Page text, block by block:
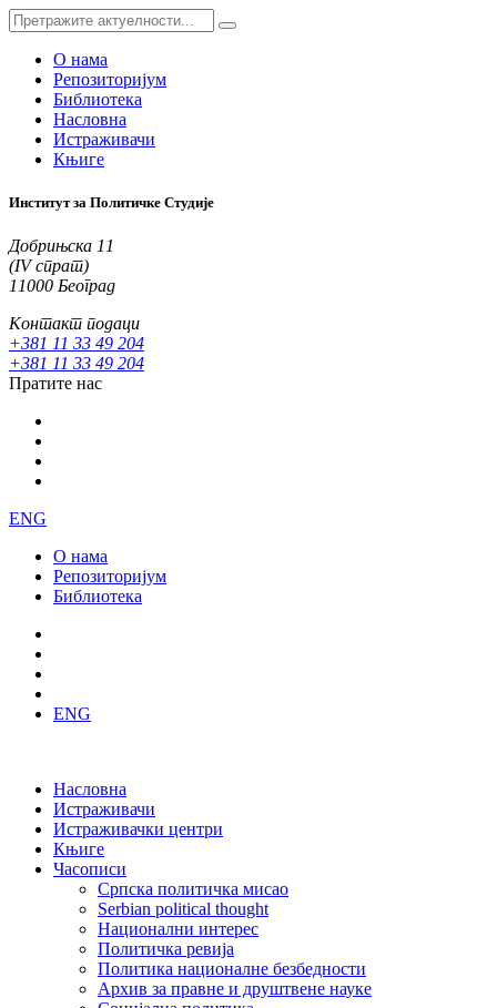
О нама
Репозиторијум
Библиотека
Насловна
Истраживачи
Књиге
Институт за Политичке Студије
Добрињска 11
(IV спрат)
11000 Београд
Контакт подаци
+381 11 33 49 204
+381 11 33 49 204
Пратите нас
ENG
О нама
Репозиторијум
Библиотека
ENG
Насловна
Истраживачи
Истраживачки центри
Књиге
Часописи
Српска политичка мисао
Serbian political thought
Национални интерес
Политичка ревија
Политика националне безбедности
Архив за правне и друштвене науке